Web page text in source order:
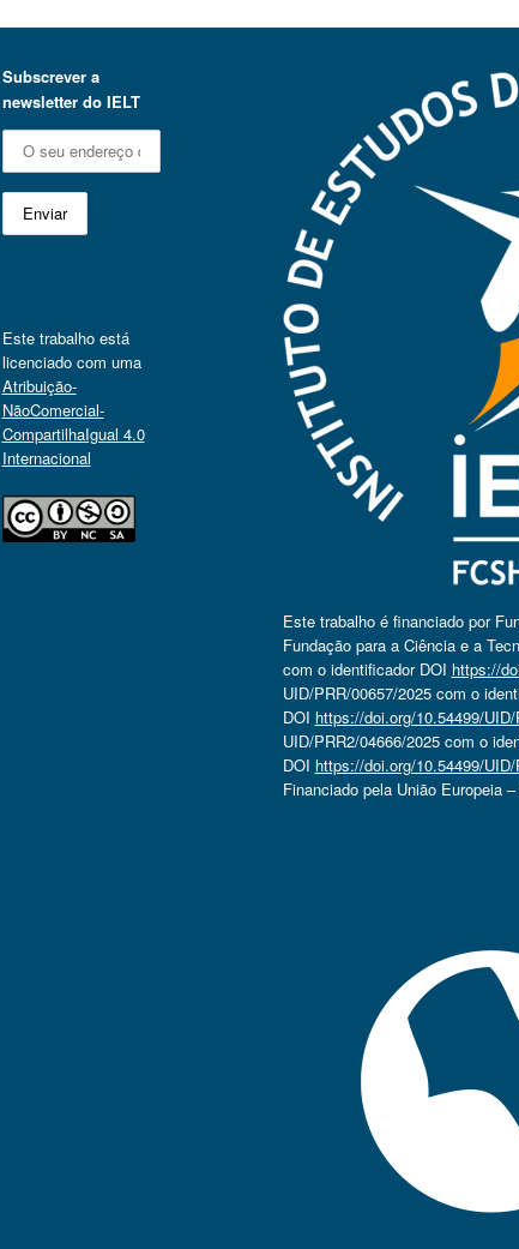
Subscrever a
newsletter do IELT
Este trabalho está
licenciado com uma
Atribuição-
NãoComercial-
CompartilhaIgual 4.0
Internacional
Este trabalho é financiado por
Fundação para a Ciência e a
com o identificador DOI https://
UID/PRR/00657/2025 com o
DOI https://doi.org/10.54499/
UID/PRR2/04666/2025 com o
DOI https://doi.org/10.54499/
Financiado pela União Europeia